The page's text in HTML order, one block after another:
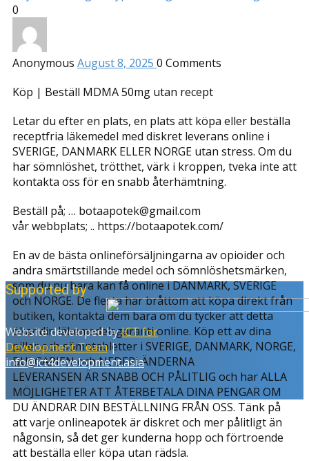
0
Anonymous August 8, 2025 0 Comments
Köp | Beställ MDMA 50mg utan recept
Letar du efter en plats, en plats att köpa eller beställa
receptfria läkemedel med diskret leverans online i
SVERIGE, DANMARK ELLER NORGE utan stress. Om du
har sömnlöshet, trötthet, värk i kroppen, tveka inte att
kontakta oss för en snabb återhämtning.
Beställ på; … botaapotek@gmail.com
vår webbplats; .. https://botaapotek.com/
En av de bästa onlineförsäljningarna av opioider och
andra smärtstillande medel och sömnlöshetsmärken,
som du nu bara kan få online i DANMARK, SVERIGE
och NORGE. De flesta har bråttom att köpa direkt från
butiken, kontakta dem bara om du tycker att detta
ökar din läkemedelsgaranti online. Köp ett av dina
piller och sömntabletter i SVERIGE, DANMARK, NORGE,
BULGARIEN och NEDERLÄNDERNA
LEVERANSEN ÄR SNABB OCH PÅLITLIG och har ALLA
MÖJLIGHETER ATT ÅTERBETALA DINA PENGAR OM
DU ÄNDRAR DIN BESTÄLLNING FRÅN OSS. Tänk på
att varje onlineapotek är diskret och mer pålitligt än
någonsin, så det ger kunderna hopp och förtroende
att beställa eller köpa utan rädsla.
Supported by
Website developed byICT for
Development Team|
info@ict4development.asia